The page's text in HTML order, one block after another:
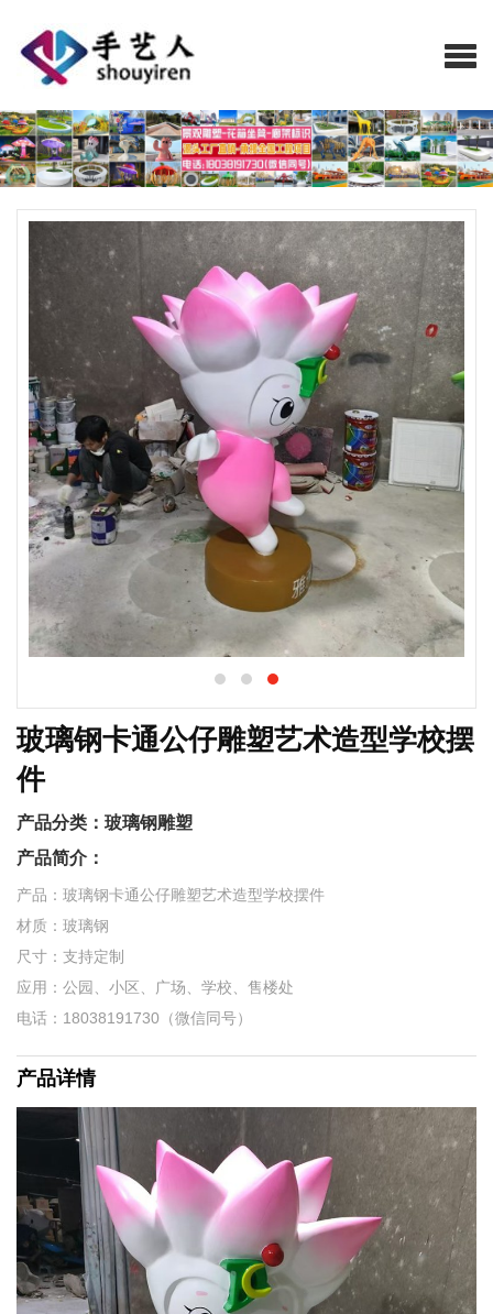
玻璃钢卡通公仔雕塑艺术造型学校摆
件
产品分类： 玻璃钢雕塑
产品简介：
产品：玻璃钢卡通公仔雕塑艺术造型学校摆件
材质：玻璃钢
尺寸：支持定制
应用：公园、小区、广场、学校、售楼处
电话：18038191730（微信同号）
产品详情